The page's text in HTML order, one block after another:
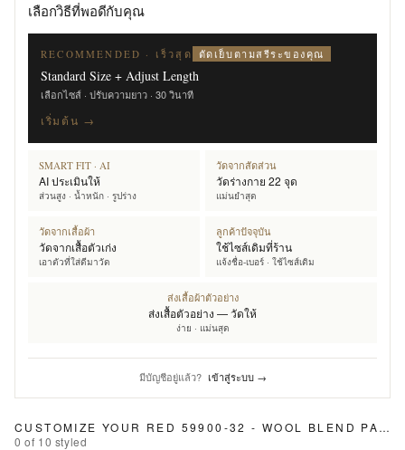
เลือกวิธีที่พอดีกับคุณ
RECOMMENDED · เร็วสุด ตัดเย็บตามสรีระของคุณ
Standard Size + Adjust Length
เลือกไซส์ · ปรับความยาว · 30 วินาที
เริ่มต้น →
SMART FIT · AI
AI ประเมินให้
ส่วนสูง · น้ำหนัก · รูปร่าง
วัดจากสัดส่วน
วัดร่างกาย 22 จุด
แม่นยำสุด
วัดจากเสื้อผ้า
วัดจากเสื้อตัวเก่ง
เอาตัวที่ใส่ดีมาวัด
ลูกค้าปัจจุบัน
ใช้ไซส์เดิมที่ร้าน
แจ้งชื่อ-เบอร์ · ใช้ไซส์เดิม
ส่งเสื้อผ้าตัวอย่าง
ส่งเสื้อตัวอย่าง — วัดให้
ง่าย · แม่นสุด
มีบัญชีอยู่แล้ว? เข้าสู่ระบบ →
CUSTOMIZE YOUR RED 59900-32 - WOOL BLEND PANTS
0 of 10 styled